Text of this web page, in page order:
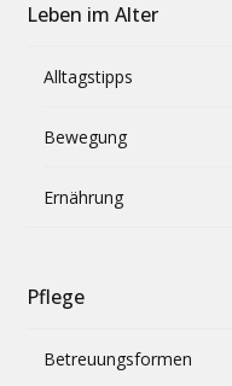
Leben im Alter
Alltagstipps
Bewegung
Ernährung
Pflege
Betreuungsformen